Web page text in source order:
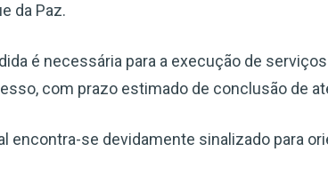
da Paz.
é necessária para a execução de
com prazo estimado de conclusão de
encontra-se devidamente sinalizado para